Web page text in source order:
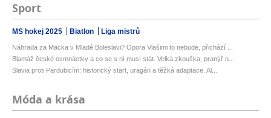
Sport
MS hokej 2025 Biatlon Liga mistrů
Náhrada za Macka v Mladé Boleslavi? Opora Vlašimi to nebude, přichází ...
Blamáž české osmnáctky a co se s ní musí stát. Velká zkouška, pranýř n...
Slavia proti Pardubicím: historický start, uragán a těžká adaptace. Al...
Móda a krása